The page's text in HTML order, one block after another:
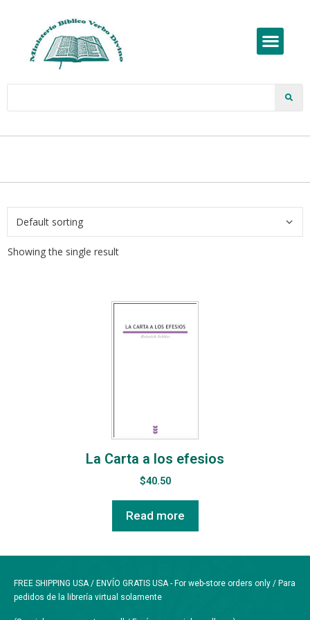
Showing the single result
La Carta a los efesios
$40.50
Read more
FREE SHIPPING USA / ENVÍO GRATIS USA - For web-store orders only / Para
pedidos de la librería virtual solamente